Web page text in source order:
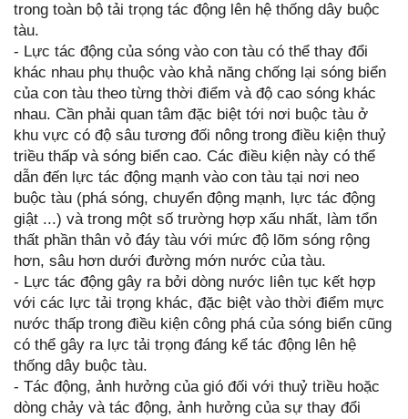
trong toàn bộ tải trọng tác động lên hệ thống dây buộc
tàu.
- Lực tác động của sóng vào con tàu có thể thay đổi
khác nhau phụ thuộc vào khả năng chống lại sóng biển
của con tàu theo từng thời điểm và độ cao sóng khác
nhau. Cần phải quan tâm đặc biệt tới nơi buộc tàu ở
khu vực có độ sâu tương đối nông trong điều kiện thuỷ
triều thấp và sóng biển cao. Các điều kiện này có thể
dẫn đến lực tác động mạnh vào con tàu tại nơi neo
buộc tàu (phá sóng, chuyển động mạnh, lực tác động
giật ...) và trong một số trường hợp xấu nhất, làm tổn
thất phần thân vỏ đáy tàu với mức độ lõm sóng rộng
hơn, sâu hơn dưới đường mớn nước của tàu.
- Lực tác động gây ra bởi dòng nước liên tục kết hợp
với các lực tải trọng khác, đặc biệt vào thời điểm mực
nước thấp trong điều kiện công phá của sóng biển cũng
có thể gây ra lực tải trọng đáng kể tác động lên hệ
thống dây buộc tàu.
- Tác động, ảnh hưởng của gió đối với thuỷ triều hoặc
dòng chảy và tác động, ảnh hưởng của sự thay đổi